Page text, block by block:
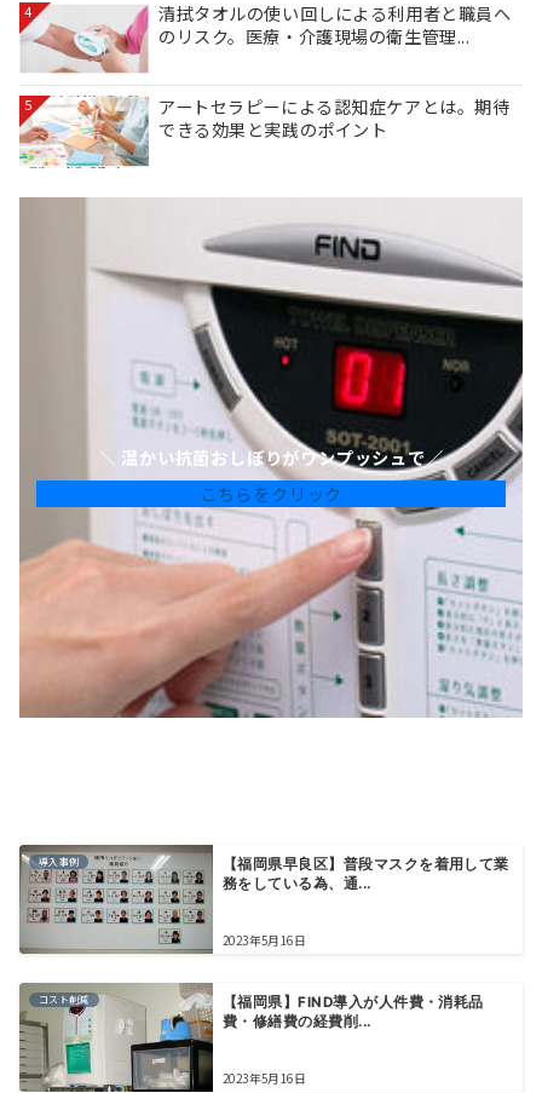
4
清拭タオルの使い回しによる利用者と職員へ
のリスク。医療・介護現場の衛生管理...
5
アートセラピーによる認知症ケアとは。期待
できる効果と実践のポイント
＼ 温かい抗菌おしぼりがワンプッシュで／
こちらをクリック
導入事例
【福岡県早良区】普段マスクを着用して業
務をしている為、通...
2023年5月16日
コスト削減
【福岡県】FIND導入が人件費・消耗品
費・修繕費の経費削...
2023年5月16日